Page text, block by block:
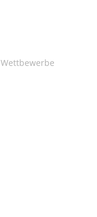
Wettbewerbe